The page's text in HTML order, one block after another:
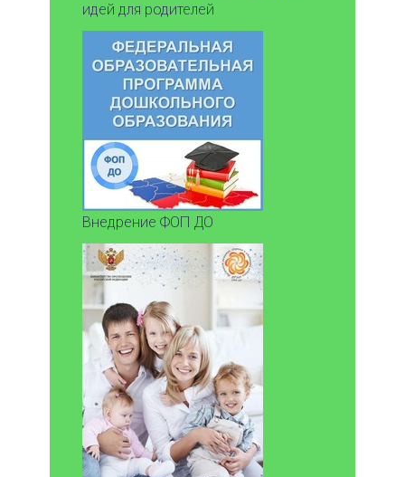
идей для родителей
Внедрение ФОП ДО